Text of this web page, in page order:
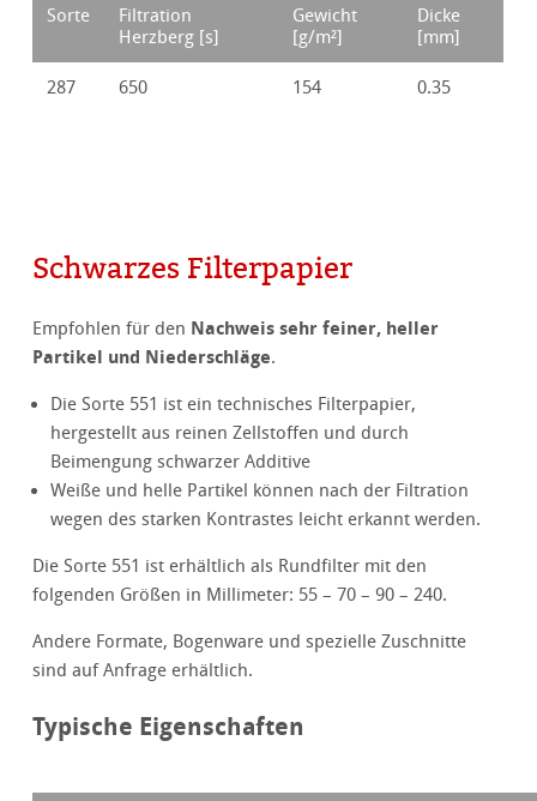
Sorte
Filtration
Herzberg [s]
Gewicht
[g/m²]
Dicke
[mm]
287 650 154 0.35
Schwarzes Filterpapier
Empfohlen für den Nachweis sehr feiner, heller
Partikel und Niederschläge.
Die Sorte 551 ist ein technisches Filterpapier,
hergestellt aus reinen Zellstoffen und durch
Beimengung schwarzer Additive
Weiße und helle Partikel können nach der Filtration
wegen des starken Kontrastes leicht erkannt werden.
Die Sorte 551 ist erhältlich als Rundfilter mit den
folgenden Größen in Millimeter: 55 – 70 – 90 – 240.
Andere Formate, Bogenware und spezielle Zuschnitte
sind auf Anfrage erhältlich.
Typische Eigenschaften